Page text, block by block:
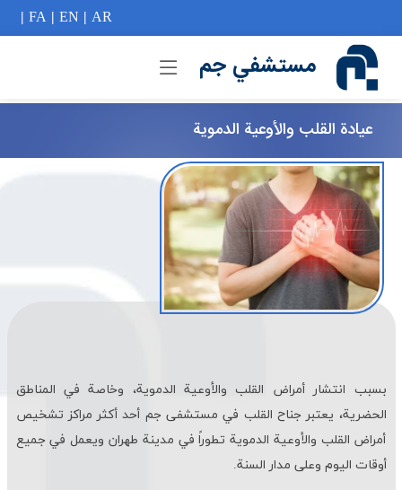
FA| EN | AR
|
مستشفي جم
عيادة القلب والأوعية الدموية
بسبب انتشار أمراض القلب والأوعية الدموية، وخاصة في المناطق
الحضرية، يعتبر جناح القلب في مستشفى جم أحد أكثر مراكز تشخيص
أمراض القلب والأوعية الدموية تطوراً في مدينة طهران ویعمل في جميع
أوقات اليوم وعلى مدار السنة.